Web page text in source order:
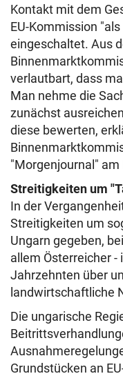
Kontakt mit dem
EU-Kommission
eingeschaltet. Aus
verlautbart, dass
Man nehme die
zunächst
diese bewerten,
"Morgenjournal" am
Streitigkeiten um
In der
Streitigkeiten um
Ungarn gegeben,
allem Österreicher -
Jahrzehnten über
landwirtschaftliche
Die ungarische
Grundstücken an